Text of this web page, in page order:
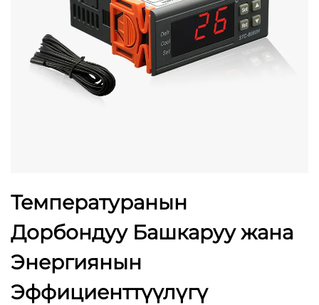
Температуранын
Дорбондуу Башкаруу жана
Энергиянын
Эффициенттүүлүгү